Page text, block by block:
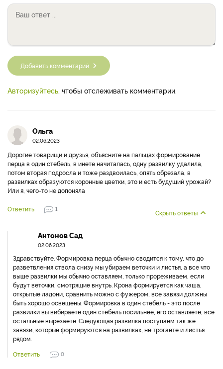
Добавить комментарий
Авторизуйтесь, чтобы отслеживать комментарии.
Ольга
02.06.2023
Дорогие товарищи и друзья, объясните на пальцах формирование
перца в один стебель, в инете начиталась, одну развилку удалила,
потом вторая подросла и тоже раздвоилась, опять обрезала, в
развилках образуются коронные цветки, это и есть будущий урожай?
Или я, чего-то не допоняла
Ответить 1 Скрыть ответы
Антонов Сад
02.06.2023
Здравствуйте. Формировка перца обычно сводится к тому, что до
разветвления ствола снизу мы убираем веточки и листья, а все что
выше развилки мы обычно оставляем, только прореживаем, если
будут веточки, смотрящие внутрь. Крона формируется как чаша,
открытые ладони, сравнить можно с фужером, все завязи должны
быть хорошо освещены. Формировка в один стебель - это после
развилки вы вибираете один стебель посильнее, его оставляете, все
остальные вырезаете. Следующая развилка поступаем так же.
завязи, которые формируются на развилках, не трогаете и листья
рядом.
Ответить
0